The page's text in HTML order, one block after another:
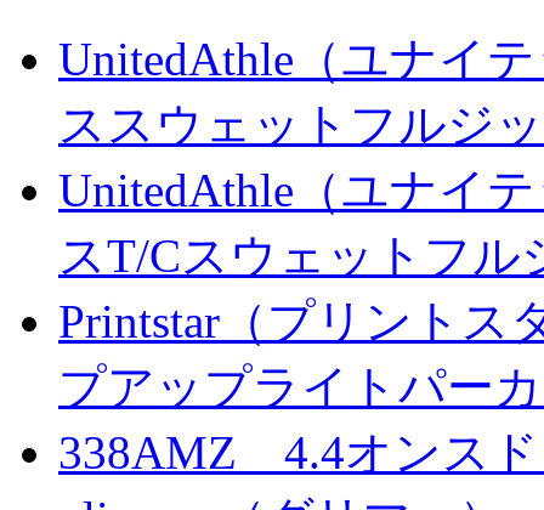
UnitedAthle（ユナイ
ススウェットフルジ
UnitedAthle（ユナイ
スT/Cスウェットフル
Printstar（プリント
プアップライトパー
338AMZ 4.4オンス